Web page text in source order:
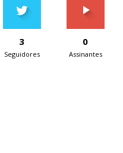
3
Seguidores
0
Assinantes